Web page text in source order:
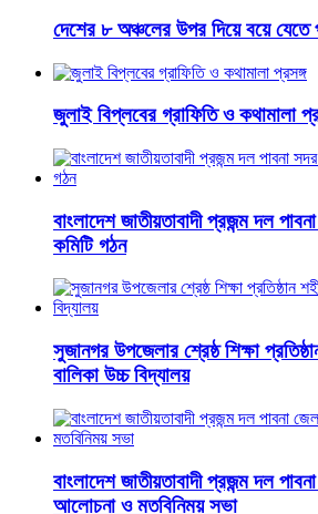
দেশের ৮ অঞ্চলের উপর দিয়ে বয়ে যেতে
জুলাই বিপ্লবের গ্রাফিতি ও কথামালা
বাংলাদেশ জাতীয়তাবাদী প্রজন্ম দল
কমিটি গঠন
সুজানগর উপজেলার শ্রেষ্ঠ শিক্ষা
বালিকা উচ্চ বিদ্যালয়
বাংলাদেশ জাতীয়তাবাদী প্রজন্ম দল
আলোচনা ও মতবিনিময় সভা